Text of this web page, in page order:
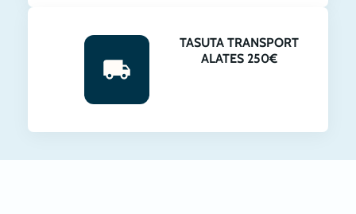
TASUTA TRANSPORT
ALATES 250€